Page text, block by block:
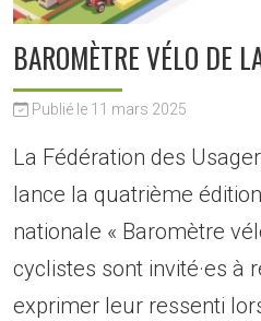
BAROMÈTRE VÉLO DE
Publié le 11 mars 2025
La Fédération des
lance la quatrième
nationale « Baromètre
cyclistes sont invité·es à
exprimer leur ressenti